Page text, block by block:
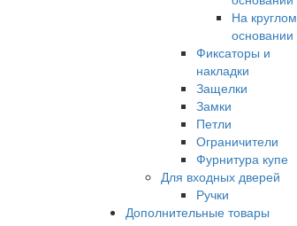
На круглом
основании
Фиксаторы и
накладки
Защелки
Замки
Петли
Ограничители
Фурнитура купе
Для входных дверей
Ручки
Дополнительные товары